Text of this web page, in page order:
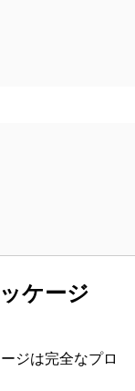
ケージ
ジは完全なプロ